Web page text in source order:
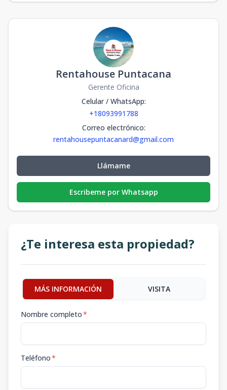
Rentahouse Puntacana
Gerente Oficina
Celular / WhatsApp:
+18093991788
Correo electrónico:
rentahousepuntacanard@gmail.com
Llámame
Escribeme por Whatsapp
¿Te interesa esta propiedad?
MÁS INFORMACIÓN VISITA
Nombre completo*
Teléfono*